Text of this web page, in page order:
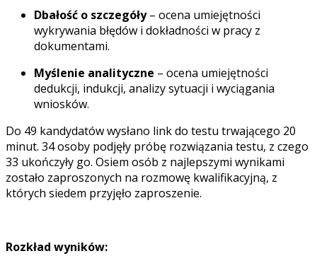
Dbałość o szczegóły– ocena umiejętności
wykrywania błędów i dokładności w pracy z
dokumentami.
Myślenie analityczne – ocena umiejętności
dedukcji, indukcji, analizy sytuacji i wyciągania
wniosków.
Do 49 kandydatów wysłano link do testu trwającego 20
minut. 34 osoby podjęły próbę rozwiązania testu, z czego
33 ukończyły go. Osiem osób z najlepszymi wynikami
zostało zaproszonych na rozmowę kwalifikacyjną, z
których siedem przyjęło zaproszenie.
Rozkład wyników: